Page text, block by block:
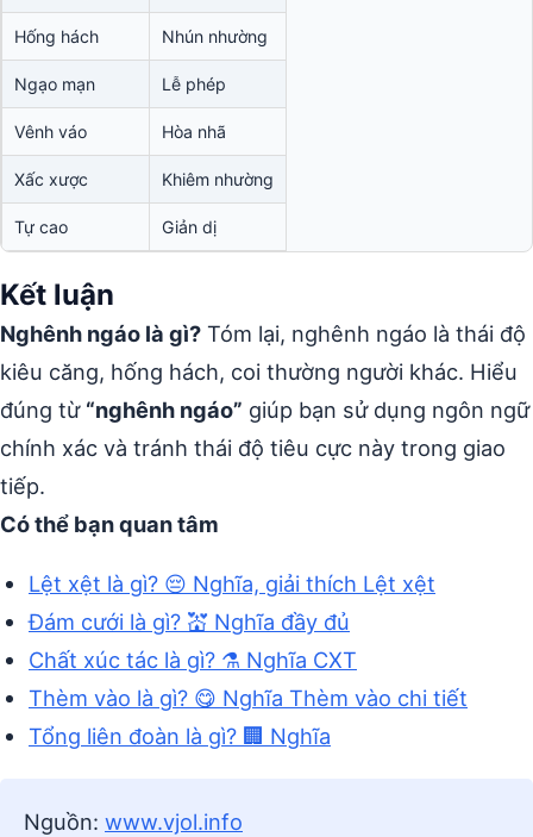
Hống hách Nhún nhường
Ngạo mạn Lễ phép
Vênh váo Hòa nhã
Xấc xược Khiêm nhường
Tự cao Giản dị
Kết luận
Nghênh ngáo là gì? Tóm lại, nghênh ngáo là thái độ
kiêu căng, hống hách, coi thường người khác. Hiểu
đúng từ “nghênh ngáo” giúp bạn sử dụng ngôn ngữ
chính xác và tránh thái độ tiêu cực này trong giao
tiếp.
Có thể bạn quan tâm
Lệt xệt là gì? 😔 Nghĩa, giải thích Lệt xệt
Đám cưới là gì? 💒 Nghĩa đầy đủ
Chất xúc tác là gì? ⚗️ Nghĩa CXT
Thèm vào là gì? 😋 Nghĩa Thèm vào chi tiết
Tổng liên đoàn là gì? 🏢 Nghĩa
Nguồn: www.vjol.info